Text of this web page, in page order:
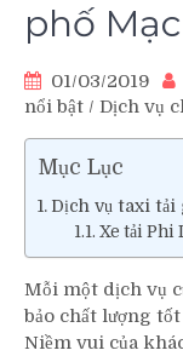
phố
01/03/2019
nổi bật / Dịch vụ
Mục Lục
Dịch vụ taxi tải
Xe tải Phi
Mỗi một dịch vụ
bảo chất lượng
Niềm vui của